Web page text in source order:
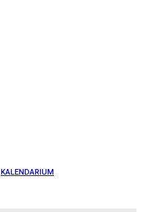
KALENDARIUM